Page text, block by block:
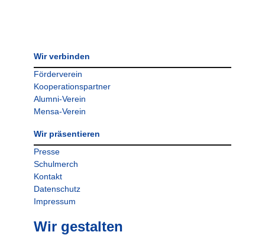
Wir verbinden
Förderverein
Kooperationspartner
Alumni-Verein
Mensa-Verein
Wir präsentieren
Presse
Schulmerch
Kontakt
Datenschutz
Impressum
Wir gestalten